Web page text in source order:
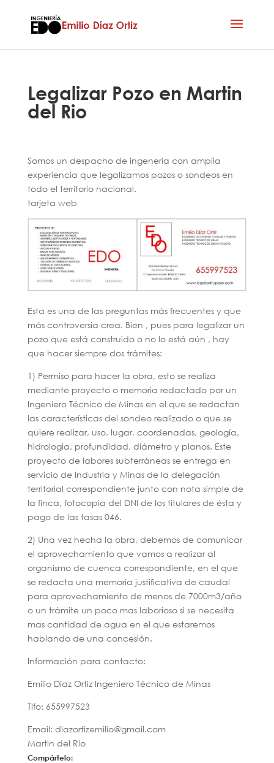
Legalizar Pozo en Martin
del Rio
Somos un despacho de ingenería con amplia
experiencia que legalizamos pozos o sondeos en
todo el territorio nacional.
tarjeta web
Esta es una de las preguntas más frecuentes y que
más controversia crea. Bien , pues para legalizar un
pozo que está construido o no lo está aún , hay
que hacer siempre dos trámites:
1) Permiso para hacer la obra, esto se realiza
mediante proyecto o memoria redactado por un
Ingeniero Técnico de Minas en el que se redactan
las características del sondeo realizado o que se
quiere realizar, uso, lugar, coordenadas, geología,
hidrologia, profundidad, diámetro y planos. Este
proyecto de labores subterráneas se entrega en
servicio de Industria y Minas de la delegación
territorial correspondiente junto con nota simple de
la finca, fotocopia del DNI de los titulares de ésta y
pago de las tasas 046.
2) Una vez hecha la obra, debemos de comunicar
el aprovechamiento que vamos a realizar al
organismo de cuenca correspondiente, en el que
se redacta una memoria justificativa de caudal
para aprovechamiento de menos de 7000m3/año
o un trámite un poco mas laborioso si se necesita
mas cantidad de agua en el que estaremos
hablando de una concesión.
Información para contacto:
Emilio Díaz Ortiz Ingeniero Técnico de Minas
Tlfo: 655997523
Email: diazortizemilio@gmail.com
Martin del Rio
Compártelo: